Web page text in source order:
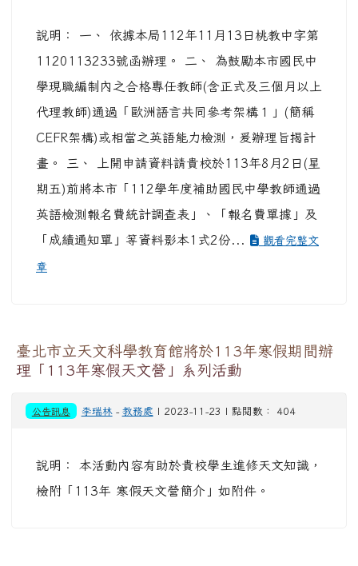
說明： 一、 依據本局112年11月13日桃教中字第
1120113233號函辦理。 二、 為鼓勵本市國民中
學現職編制內之合格專任教師(含正式及三個月以上
代理教師)通過「歐洲語言共同參考架構１」(簡稱
CEFR架構)或相當之英語能力檢測，爰辦理旨揭計
畫。 三、 上開申請資料請貴校於113年8月2日(星
期五)前將本市「112學年度補助國民中學教師通過
英語檢測報名費統計調查表」、「報名費單據」及
「成績通知單」等資料影本1式2份...
觀看完整文
章
臺北市立天文科學教育館將於113年寒假期間辦
理「113年寒假天文營」系列活動
公告訊息 李瑞林- 教務處 | 2023-11-23 | 點閱數： 404
說明： 本活動內容有助於貴校學生進修天文知識，
檢附「113年 寒假天文營簡介」如附件。